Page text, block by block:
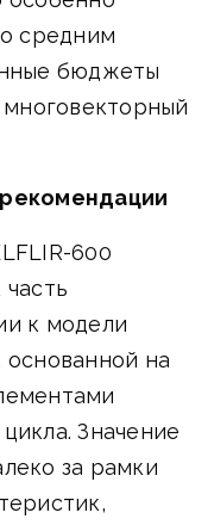
средним
бюджеты
600
к модели
основанной на
Значение
за рамки